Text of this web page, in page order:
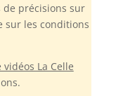
de précisions sur
sur les conditions
La Celle